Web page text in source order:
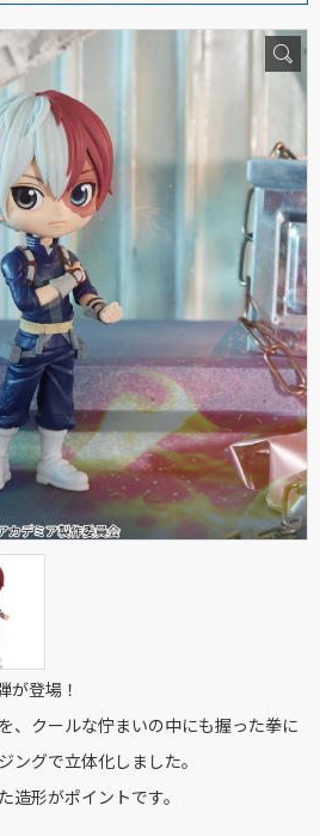
が登場！
、クールな佇まいの中にも握った拳に
ングで立体化しました。
造形がポイントです。